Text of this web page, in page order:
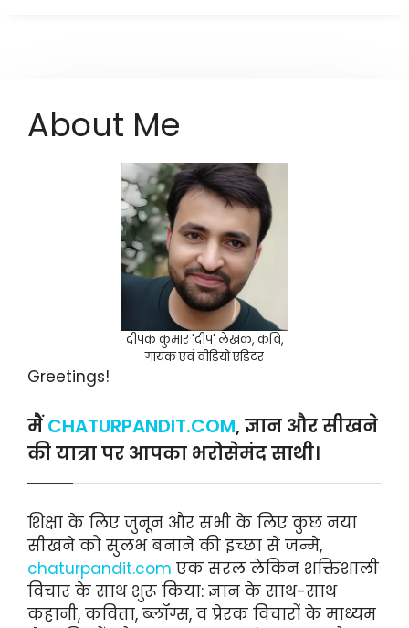
About Me
दीपक कुमार 'दीप' लेखक, कवि,
गायक एवं वीडियो एडिटर
Greetings!
मैंCHATURPANDIT.COM, ज्ञान और सीखने
की यात्रा पर आपका भरोसेमंद साथी।
शिक्षा के लिए जुनून और सभी के लिए कुछ नया
सीखने को सुलभ बनाने की इच्छा से जन्मे,
chaturpandit.com एक सरल लेकिन शक्तिशाली
विचार के साथ शुरू किया: ज्ञान के साथ-साथ
कहानी, कविता, ब्लॉग्स, व प्रेरक विचारों के माध्यम